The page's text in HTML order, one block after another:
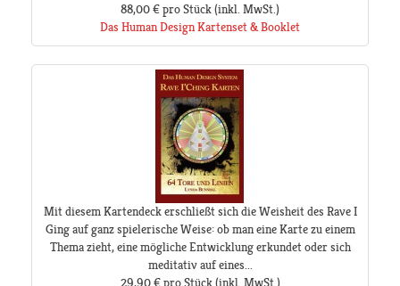
88,00 €pro Stück(inkl. MwSt.)
Das Human Design Kartenset & Booklet
Mit diesem Kartendeck erschließt sich die Weisheit des Rave I
Ging auf ganz spielerische Weise: ob man eine Karte zu einem
Thema zieht, eine mögliche Entwicklung erkundet oder sich
meditativ auf eines...
29,90 € pro Stück(inkl. MwSt.)